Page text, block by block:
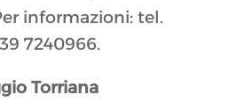
informazioni: tel.
7240966.
Torriana